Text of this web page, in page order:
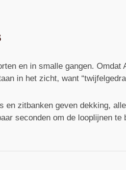
en in smalle gangen. Omdat
in het zicht, want
zitbanken geven dekking,
seconden om de looplijnen te